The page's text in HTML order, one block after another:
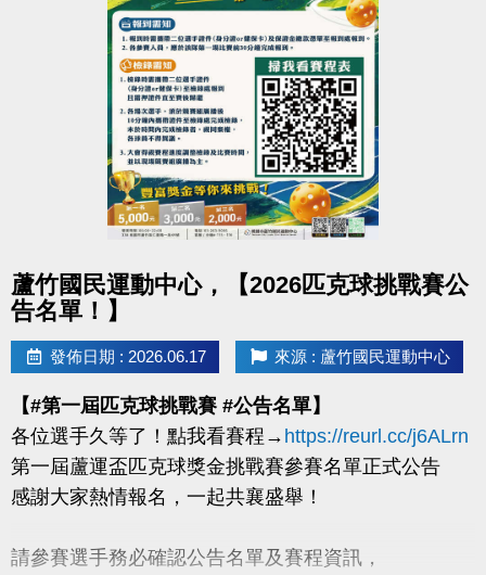
蘆竹國民運動中心，【2026匹克球挑戰賽公
告名單！】
發佈日期 : 2026.06.17 來源 : 蘆竹國民運動中心
【#第一屆匹克球挑戰賽 #公告名單】
各位選手久等了！點我看賽程→https://reurl.cc/j6ALrn
第一屆蘆運盃匹克球獎金挑戰賽參賽名單正式公告
感謝大家熱情報名，一起共襄盛舉！
請參賽選手務必確認公告名單及賽程資訊，